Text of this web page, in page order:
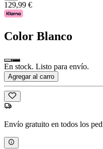
129,99 €
Color Blanco
En stock. Listo para envío.
Agregar al carro
Envío gratuito en todos los